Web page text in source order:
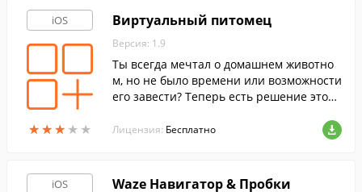
iOS
★★★ ★ ★
★★★ ★ ★
Виртуальный питомец
Версия: 1.9
Ты всегда мечтал о домашнем животно
м, но не было времени или возможности
его завести? Теперь есть решение этой
обильного устройства.
Лицензия: Бесплатно
iOS Waze Навигатор & Пробки